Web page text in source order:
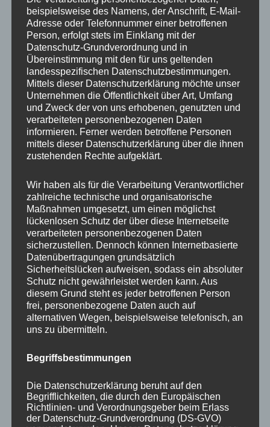
MP Mario Porten
Beratung
Training
Coaching
Impulsvorträge
NEWS ABONNIEREN?
Your email:
KATEGORIEN
Aktuelles vom MP
Allgemein
Impulse zur persönlichen Reflexion
Naturfoto-Blog
beispielsweise des Namens, der Anschrift, E-Mail-
Adresse oder Telefonnummer einer betroffenen
Person, erfolgt stets im Einklang mit der
Datenschutz-Grundverordnung und in
Übereinstimmung mit den für uns geltenden
landesspezifischen Datenschutzbestimmungen.
Mittels dieser Datenschutzerklärung möchte unser
Unternehmen die Öffentlichkeit über Art, Umfang
und Zweck der von uns erhobenen, genutzten und
verarbeiteten personenbezogenen Daten
informieren. Ferner werden betroffene Personen
mittels dieser Datenschutzerklärung über die ihnen
zustehenden Rechte aufgeklärt.
Wir haben als für die Verarbeitung Verantwortlicher
zahlreiche technische und organisatorische
Maßnahmen umgesetzt, um einen möglichst
lückenlosen Schutz der über diese Internetseite
verarbeiteten personenbezogenen Daten
sicherzustellen. Dennoch können Internetbasierte
Datenübertragungen grundsätzlich
Sicherheitslücken aufweisen, sodass ein absoluter
Schutz nicht gewährleistet werden kann. Aus
diesem Grund steht es jeder betroffenen Person
frei, personenbezogene Daten auch auf
alternativen Wegen, beispielsweise telefonisch, an
uns zu übermitteln.
Begriffsbestimmungen
Die Datenschutzerklärung beruht auf den
Begrifflichkeiten, die durch den Europäischen
Richtlinien- und Verordnungsgeber beim Erlass
der Datenschutz-Grundverordnung (DS-GVO)